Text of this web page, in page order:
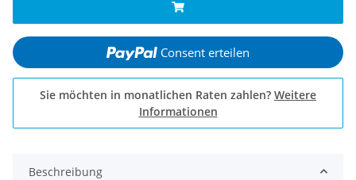
Consent erteilen
Sie möchten in monatlichen Raten zahlen? Weitere
Informationen
Beschreibung